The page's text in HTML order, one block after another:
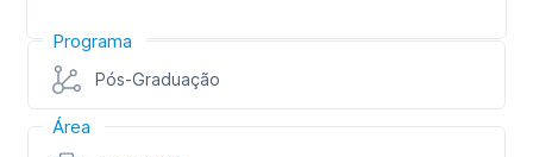
Programa
Pós-Graduação
Área